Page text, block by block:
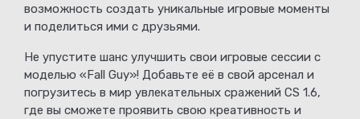
возможность создать уникальные игровые моменты
и поделиться ими с друзьями.
Не упустите шанс улучшить свои игровые сессии с
моделью «Fall Guy»! Добавьте её в свой арсенал и
погрузитесь в мир увлекательных сражений CS 1.6,
где вы сможете проявить свою креативность и